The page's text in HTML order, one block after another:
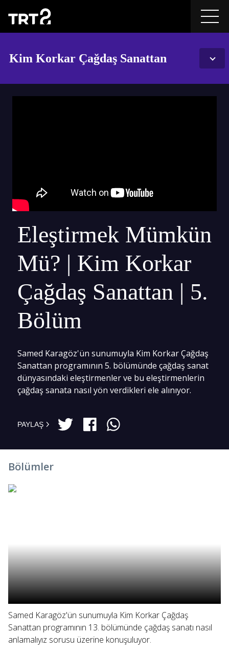
Kim Korkar Çağdaş Sanattan
Eleştirmek Mümkün
Mü? | Kim Korkar
Çağdaş Sanattan | 5.
Bölüm
Samed Karagöz'ün sunumuyla Kim Korkar Çağdaş
Sanattan programının 5. bölümünde çağdaş sanat
dünyasındaki eleştirmenler ve bu eleştirmenlerin
çağdaş sanata nasıl yön verdikleri ele alınıyor.
PAYLAŞ
Bölümler
Samed Karagöz'ün sunumuyla Kim Korkar Çağdaş
Sanattan programının 13. bölümünde çağdaş sanatı nasıl
anlamalıyız sorusu üzerine konuşuluyor.